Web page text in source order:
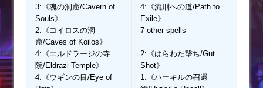
3:《魂の洞窟/Cavern of
Souls》
2:《コイロスの洞
窟/Caves of Koilos》
4:《エルドラージの寺
院/Eldrazi Temple》
4:《ウギンの目/Eye of
4:《流刑への道/Path to
Exile》
7 other spells
2:《はらわた撃ち/Gut
Shot》
1:《ハーキルの召還